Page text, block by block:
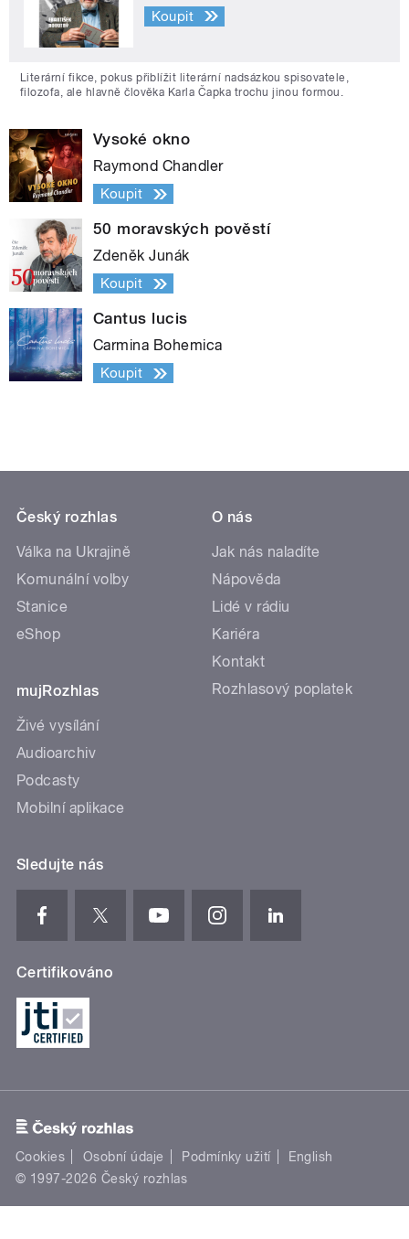
Koupit
Literární fikce, pokus přiblížit literární nadsázkou spisovatele,
filozofa, ale hlavně člověka Karla Čapka trochu jinou formou.
Vysoké okno
Raymond Chandler
Koupit
50 moravských pověstí
Zdeněk Junák
Koupit
Cantus lucis
Carmina Bohemica
Koupit
Český rozhlas
Válka na Ukrajině
Komunální volby
Stanice
eShop
mujRozhlas
Živé vysílání
Audioarchiv
Podcasty
Mobilní aplikace
O nás
Jak nás naladíte
Nápověda
Lidé v rádiu
Kariéra
Kontakt
Rozhlasový poplatek
Sledujte nás
Certifikováno
Cookies Osobní údaje Podmínky užití
English
© 1997-2026 Český rozhlas